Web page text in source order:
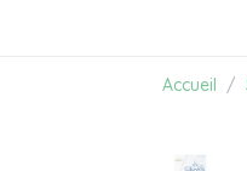
Accueil